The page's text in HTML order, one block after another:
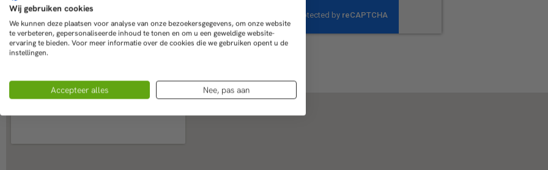
Wij gebruiken cookies
We kunnen deze plaatsen voor analyse van onze bezoekersgegevens, om onze website
te verbeteren, gepersonaliseerde inhoud te tonen en om u een geweldige website-
ervaring te bieden. Voor meer informatie over de cookies die we gebruiken opent u de
instellingen.
Accepteer alles Nee, pas aan